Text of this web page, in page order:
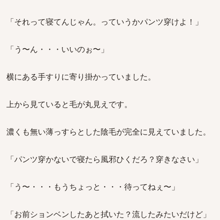
「それって寝てんじゃん。っていうかパンツ穿けよ！」
「う〜ん・・・いいのぉ〜」
横にある手すりに寄り掛かっていました。
上から見ていると毛が丸見えです。
濃くも無い薄っすらとした陰毛が完全に見えていました。
「パンツ穿かないで寝たら風邪ひくだろ？穿きなさい」
「う〜・・・もうちょっと・・・待ってねぇ〜」
「お前ションベンしたあと拭いた？流したみたいだけど」